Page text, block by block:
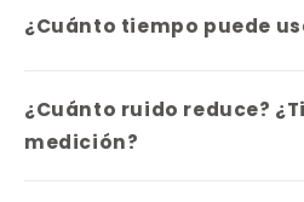
¿Cuánto tiempo puede
¿Cuánto ruido reduce?
medición?